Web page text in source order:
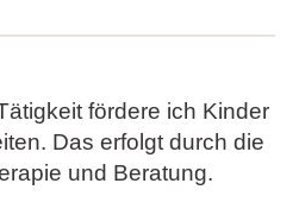
fördere ich Kinder
Das erfolgt durch die
und Beratung.